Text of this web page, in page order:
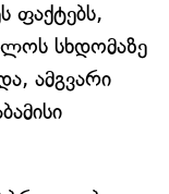
ფაქტებს,
სხდომაზე
ამგვარი